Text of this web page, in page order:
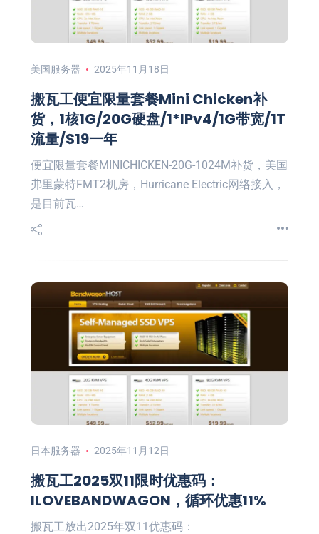
美国服务器 2025年11月18日
搬瓦工便宜限量套餐Mini Chicken补
货，1核1G/20G硬盘/1*IPv4/1G带宽/1T
流量/$19一年
便宜限量套餐MINICHICKEN-20G-1024M补货，美国
弗里蒙特FMT2机房，Hurricane Electric网络接入，
是目前瓦…
日本服务器 2025年11月12日
搬瓦工2025双11限时优惠码：
ILOVEBANDWAGON，循环优惠11%
搬瓦工放出2025年双11优惠码：